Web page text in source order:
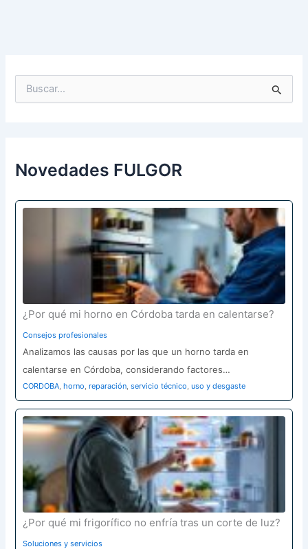
p
o
:
Novedades FULGOR
¿Por qué mi horno en Córdoba tarda en calentarse?
Consejos profesionales
Analizamos las causas por las que un horno tarda en
calentarse en Córdoba, considerando factores…
CORDOBA,horno,reparación,servicio técnico,uso y desgaste
¿Por qué mi frigorífico no enfría tras un corte de luz?
Soluciones y servicios